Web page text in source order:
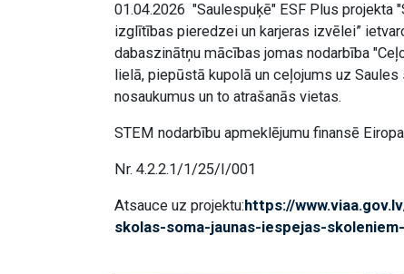
01.04.2026 "Saulespuķē" ESF Plus
izglītības pieredzei un karjeras izvēlei”
dabaszinātņu mācības jomas nodarbība
lielā, piepūstā kupolā un ceļojums uz
nosaukumus un to atrašanās vietas.
STEM nodarbību apmeklējumu finansē
Nr. 4.2.2.1/1/25/I/001
Atsauce uz projektu: https://
skolas-soma-jaunas-iespejas-